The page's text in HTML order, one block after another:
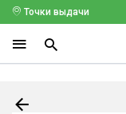
Точки выдачи